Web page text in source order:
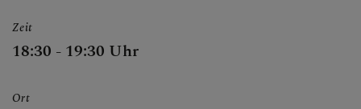
Zeit
18:30 - 19:30 Uhr
Ort